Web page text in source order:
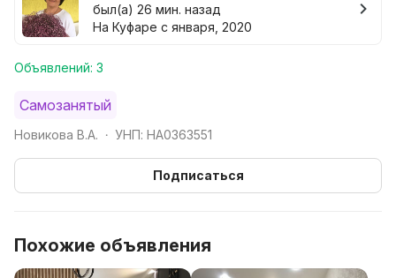
был(а) 26 мин. назад
На Куфаре с января, 2020
Объявлений: 3
Самозанятый
Новикова В.А. • УНП: HA0363551
Подписаться
Похожие объявления